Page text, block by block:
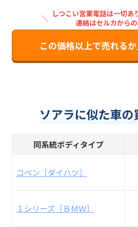
＼ しつこい営業電話は一切あ
連絡はセルカから
この価格以上で売れる
ソアラに似た車
同系統ボディタイプ
コペン［ダイハツ］
１シリーズ［ＢＭＷ］